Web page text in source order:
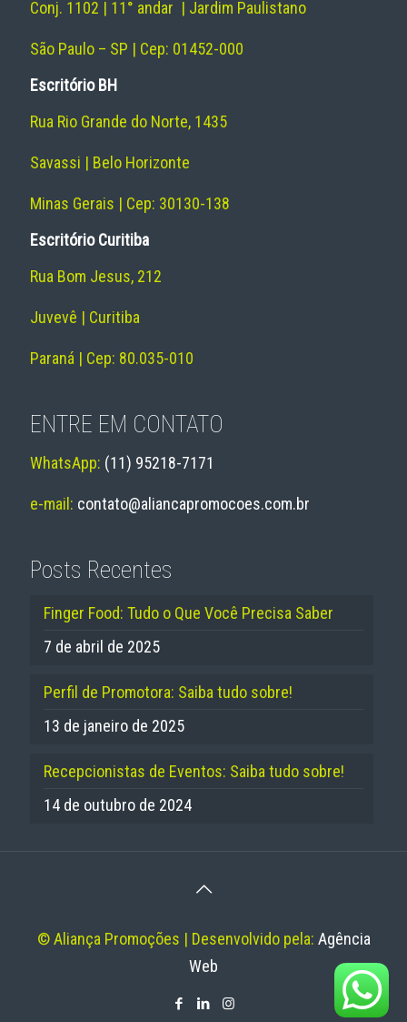
Conj. 1102 | 11° andar | Jardim Paulistano
São Paulo – SP | Cep: 01452-000
Escritório BH
Rua Rio Grande do Norte, 1435
Savassi | Belo Horizonte
Minas Gerais | Cep: 30130-138
Escritório Curitiba
Rua Bom Jesus, 212
Juvevê | Curitiba
Paraná | Cep: 80.035-010
ENTRE EM CONTATO
WhatsApp: (11) 95218-7171
e-mail: contato@aliancapromocoes.com.br
Posts Recentes
Finger Food: Tudo o Que Você Precisa Saber
7 de abril de 2025
Perfil de Promotora: Saiba tudo sobre!
13 de janeiro de 2025
Recepcionistas de Eventos: Saiba tudo sobre!
14 de outubro de 2024
© Aliança Promoções | Desenvolvido pela: Agência
Web